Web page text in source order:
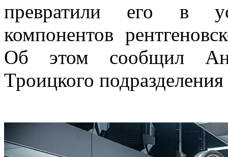
превратили его в
компонентов
Об этом сообщил
Троицкого